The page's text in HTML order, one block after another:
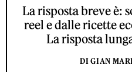
La risposta breve è:
reel e dalle ricette
La risposta
DI GIAN